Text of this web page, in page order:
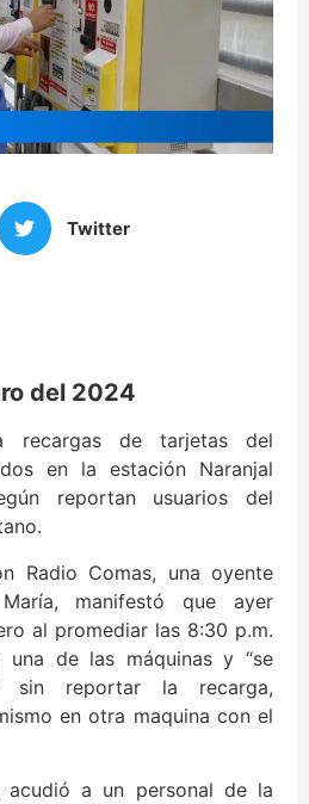
Twitter
del 2024
recargas de tarjetas del
en la estación Naranjal
reportan usuarios del
Radio Comas, una oyente
manifestó que ayer
al promediar las 8:30 p.m.
una de las máquinas y “se
sin reportar la recarga,
en otra maquina con el
acudió a un personal de la